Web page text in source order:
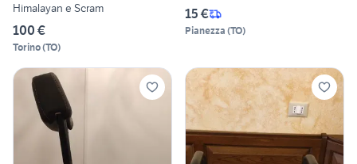
Himalayan e Scram
100 €
Torino(TO)
15 €
Pianezza (TO)